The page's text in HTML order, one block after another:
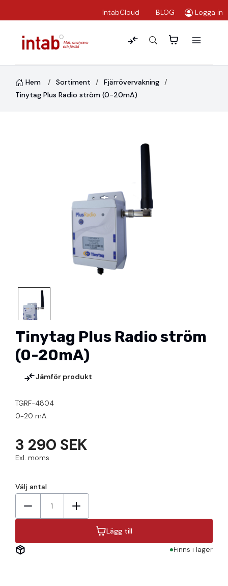
IntabCloud BLOG Logga in
Hem Sortiment
Fjärrövervakning
Tinytag Plus Radio ström (0-20mA)
Tinytag Plus Radio ström
(0-20mA)
Jämför produkt
TGRF-4804
0-20 mA.
3 290 SEK
Exl. moms
Välj antal
1
Lägg till
Finns i lager